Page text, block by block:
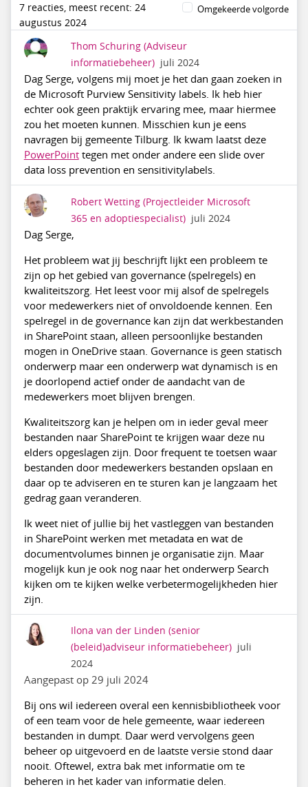
7 reacties, meest recent: 24
augustus 2024
Omgekeerde volgorde
Thom Schuring (Adviseur
informatiebeheer) juli 2024
Dag Serge, volgens mij moet je het dan gaan zoeken in
de Microsoft Purview Sensitivity labels. Ik heb hier
echter ook geen praktijk ervaring mee, maar hiermee
zou het moeten kunnen. Misschien kun je eens
navragen bij gemeente Tilburg. Ik kwam laatst deze
PowerPointtegen met onder andere een slide over
data loss prevention en sensitivitylabels.
Robert Wetting (Projectleider Microsoft
365 en adoptiespecialist) juli 2024
Dag Serge,
Het probleem wat jij beschrijft lijkt een probleem te
zijn op het gebied van governance (spelregels) en
kwaliteitszorg. Het leest voor mij alsof de spelregels
voor medewerkers niet of onvoldoende kennen. Een
spelregel in de governance kan zijn dat werkbestanden
in SharePoint staan, alleen persoonlijke bestanden
mogen in OneDrive staan. Governance is geen statisch
onderwerp maar een onderwerp wat dynamisch is en
je doorlopend actief onder de aandacht van de
medewerkers moet blijven brengen.
Kwaliteitszorg kan je helpen om in ieder geval meer
bestanden naar SharePoint te krijgen waar deze nu
elders opgeslagen zijn. Door frequent te toetsen waar
bestanden door medewerkers bestanden opslaan en
daar op te adviseren en te sturen kan je langzaam het
gedrag gaan veranderen.
Ik weet niet of jullie bij het vastleggen van bestanden
in SharePoint werken met metadata en wat de
documentvolumes binnen je organisatie zijn. Maar
mogelijk kun je ook nog naar het onderwerp Search
kijken om te kijken welke verbetermogelijkheden hier
zijn.
Ilona van der Linden (senior
(beleid)adviseur informatiebeheer) juli
2024
Aangepast op 29 juli 2024
Bij ons wil iedereen overal een kennisbibliotheek voor
of een team voor de hele gemeente, waar iedereen
bestanden in dumpt. Daar werd vervolgens geen
beheer op uitgevoerd en de laatste versie stond daar
nooit. Oftewel, extra bak met informatie om te
beheren in het kader van informatie delen.